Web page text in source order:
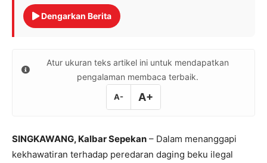
Dengarkan Berita
Atur ukuran teks artikel ini untuk mendapatkan
pengalaman membaca terbaik.
A- A+
SINGKAWANG, Kalbar Sepekan – Dalam menanggapi
kekhawatiran terhadap peredaran daging beku ilegal